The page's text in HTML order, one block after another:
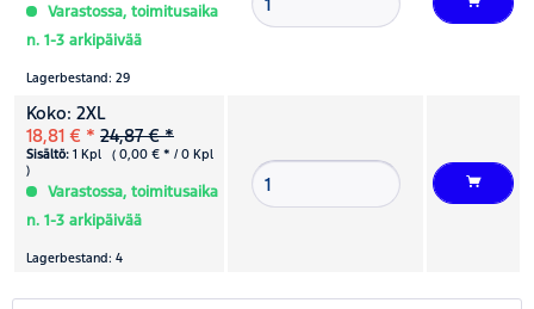
Varastossa, toimitusaika
n. 1-3 arkipäivää
Lagerbestand: 29
Koko: 2XL
18,81 € * 24,87 € *
Sisältö: 1 Kpl ( 0,00 € * / 0 Kpl
)
Varastossa, toimitusaika
n. 1-3 arkipäivää
Lagerbestand: 4